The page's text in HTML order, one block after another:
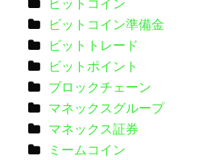
ビットコイン準備金
ビットトレード
ビットポイント
ブロックチェーン
マネックスグループ
マネックス証券
ミームコイン